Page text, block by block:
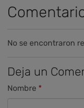
No se encontraron
Deja un
Nombre